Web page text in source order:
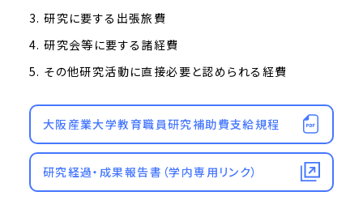
研究に要する出張旅費
研究会等に要する諸経費
その他研究活動に直接必要と認められる経費
大阪産業大学教育職員研究補助費支給規程
研究経過・成果報告書（学内専用リンク）